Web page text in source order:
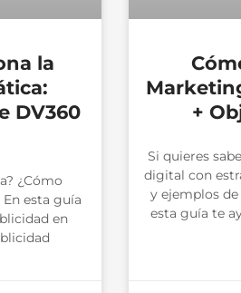
la
DV360
¿Cómo
esta guía
en
+
Si quieres
digital con
y ejemplos
esta guía te